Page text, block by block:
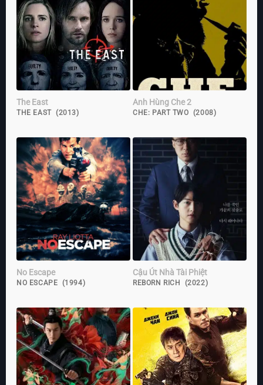
The East
THE EAST (2013)
Anh Hùng Che 2
CHE: PART TWO (2008)
No Escape
NO ESCAPE (1994)
Cậu Út Nhà Tài Phiệt
REBORN RICH (2022)